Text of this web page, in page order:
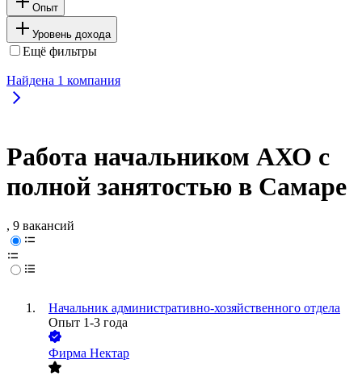
Опыт
Уровень дохода
Ещё фильтры
Найдена 1 компания
Работа начальником АХО с
полной занятостью в Самаре
, 9 вакансий
Начальник административно-хозяйственного отдела
Опыт 1-3 года
Фирма Нектар